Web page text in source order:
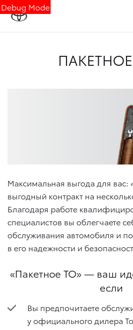
Debug Mode
Максимальная выгода для вас:
выгодный контракт на
Благодаря работе
специалистов вы облегчаете
обслуживания автомобиля и
в его надежности и
«Пакетное ТО» — ваш
если
Вы предпочитаете
у официального дилера